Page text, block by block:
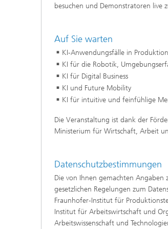
besuchen und Demonstratoren live
Auf Sie warten
KI-Anwendungsfälle in
KI für die Robotik,
KI für Digital Business
KI und Future Mobility
KI für intuitive und feinfühlige
Die Veranstaltung ist dank der
Ministerium für Wirtschaft, Arbeit
Datenschutzbestimmungen
Die von Ihnen gemachten
gesetzlichen Regelungen zum
Fraunhofer-Institut für
Institut für Arbeitswirtschaft und
Arbeitswissenschaft und